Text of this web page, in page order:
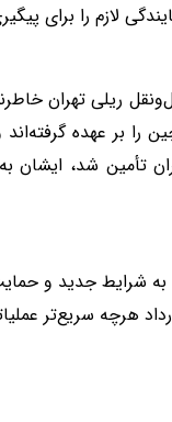
لازم را برای
ریلی تهران
را بر عهده
مترو تهران تأمین شد،
به شرایط جدید و
هرچه سریع‌تر